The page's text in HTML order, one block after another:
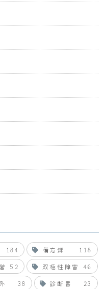
184 備忘録
118
52 双極性障害
46
38 診断書
23